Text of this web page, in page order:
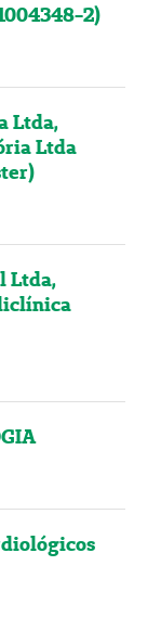
2)
Ltda,
Ltda
Ltda,